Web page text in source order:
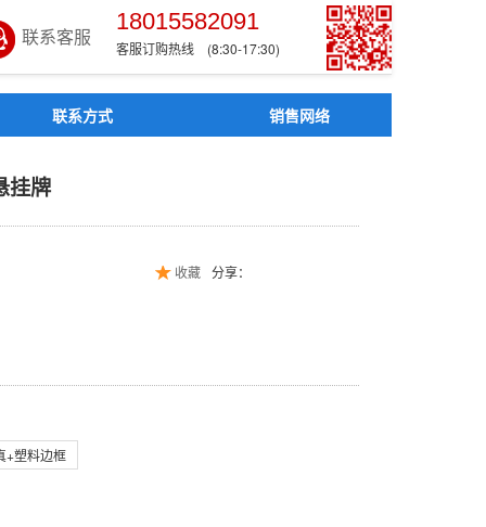
联系客服
18015582091
客服订购热线 (8:30-17:30)
联系方式 销售网络
悬挂牌
挂牌
+塑料边框
收藏 分享：